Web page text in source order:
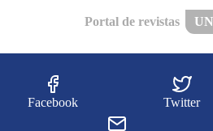
Portal de revistas
Facebook Twitter